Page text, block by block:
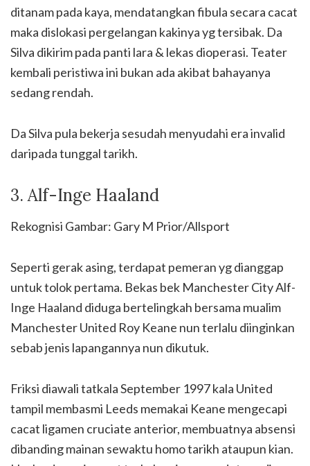
ditanam pada kaya, mendatangkan fibula secara cacat
maka dislokasi pergelangan kakinya yg tersibak. Da
Silva dikirim pada panti lara & lekas dioperasi. Teater
kembali peristiwa ini bukan ada akibat bahayanya
sedang rendah.
Da Silva pula bekerja sesudah menyudahi era invalid
daripada tunggal tarikh.
3. Alf-Inge Haaland
Rekognisi Gambar: Gary M Prior/Allsport
Seperti gerak asing, terdapat pemeran yg dianggap
untuk tolok pertama. Bekas bek Manchester City Alf-
Inge Haaland diduga bertelingkah bersama mualim
Manchester United Roy Keane nun terlalu diinginkan
sebab jenis lapangannya nun dikutuk.
Friksi diawali tatkala September 1997 kala United
tampil membasmi Leeds memakai Keane mengecapi
cacat ligamen cruciate anterior, membuatnya absensi
dibanding mainan sewaktu homo tarikh ataupun kian.